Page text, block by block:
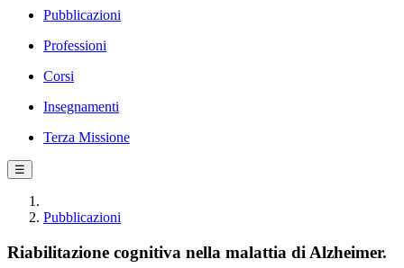
Pubblicazioni
Professioni
Corsi
Insegnamenti
Terza Missione
☰
Pubblicazioni
Riabilitazione cognitiva nella malattia di Alzheimer.